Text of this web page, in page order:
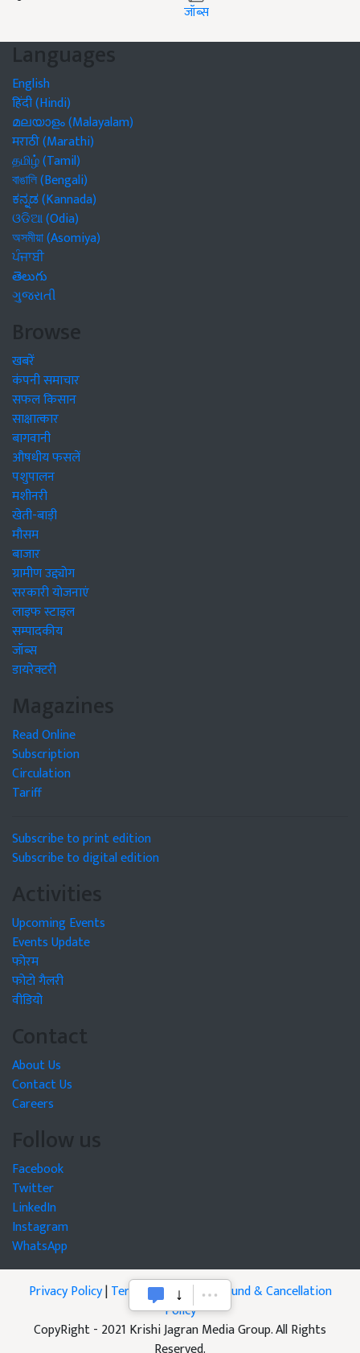
जॉब्स
Languages
English
हिंदी (Hindi)
മലയാളം (Malayalam)
मराठी (Marathi)
தமிழ் (Tamil)
বাঙালি (Bengali)
ಕನ್ನಡ (Kannada)
ଓଡିଆ (Odia)
অসমীয়া (Asomiya)
ਪੰਜਾਬੀ
తెలుగు
ગુજરાતી
Browse
खबरें
कंपनी समाचार
सफल किसान
साक्षात्कार
बागवानी
औषधीय फसलें
पशुपालन
मशीनरी
खेती-बाड़ी
मौसम
बाजार
ग्रामीण उद्द्योग
सरकारी योजनाएं
लाइफ स्टाइल
सम्पादकीय
जॉब्स
डायरेक्टरी
Magazines
Read Online
Subscription
Circulation
Tariff
Subscribe to print edition
Subscribe to digital edition
Activities
Upcoming Events
Events Update
फोरम
फोटो गैलरी
वीडियो
Contact
About Us
Contact Us
Careers
Follow us
Facebook
Twitter
LinkedIn
Instagram
WhatsApp
Privacy Policy|Terms of Service|Refund & Cancellation
Policy
CopyRight - 2021 Krishi Jagran Media Group. All Rights